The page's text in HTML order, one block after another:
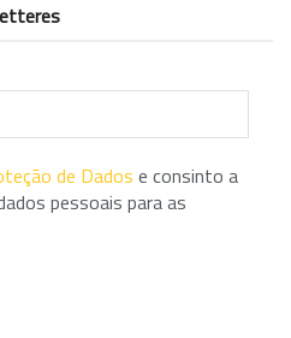
de Dados e consinto a
pessoais para as